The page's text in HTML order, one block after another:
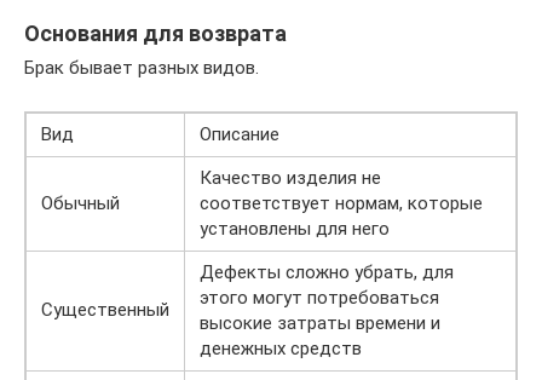
Основания для возврата
Брак бывает разных видов.
Вид Описание
Обычный
Качество изделия не
соответствует нормам, которые
установлены для него
Существенный
Дефекты сложно убрать, для
этого могут потребоваться
высокие затраты времени и
денежных средств